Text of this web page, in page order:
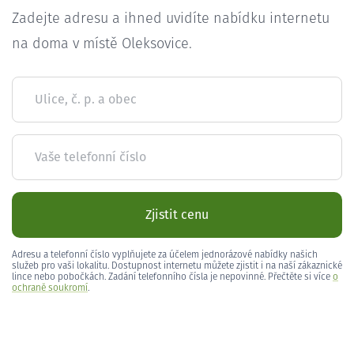
Zadejte adresu a ihned uvidíte nabídku internetu
na doma v místě Oleksovice.
Ulice, č. p. a obec
Vaše telefonní číslo
Zjistit cenu
Adresu a telefonní číslo vyplňujete za účelem jednorázové nabídky našich
služeb pro vaši lokalitu. Dostupnost internetu můžete zjistit i na naší zákaznické
lince nebo pobočkách. Zadání telefonního čísla je nepovinné. Přečtěte si více o
ochraně soukromí.